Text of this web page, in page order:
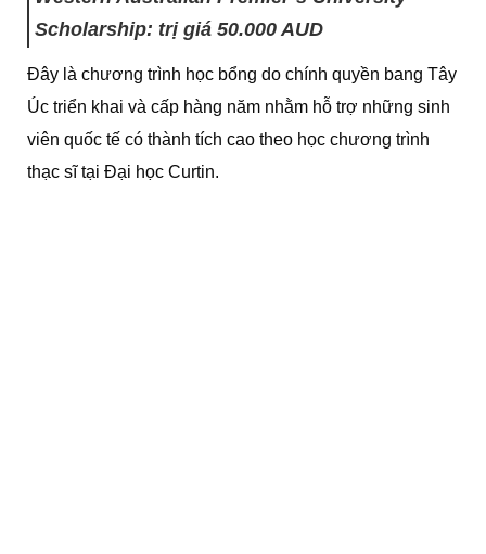
Scholarship: trị giá 50.000 AUD
Đây là chương trình học bổng do chính quyền bang Tây
Úc triển khai và cấp hàng năm nhằm hỗ trợ những sinh
viên quốc tế có thành tích cao theo học chương trình
thạc sĩ tại Đại học Curtin.